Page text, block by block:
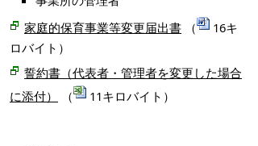
家庭的保育事業等変更届出書 （
16キ
ロバイト）
誓約書（代表者・管理者を変更した場合
に添付）
（ 11キロバイト）